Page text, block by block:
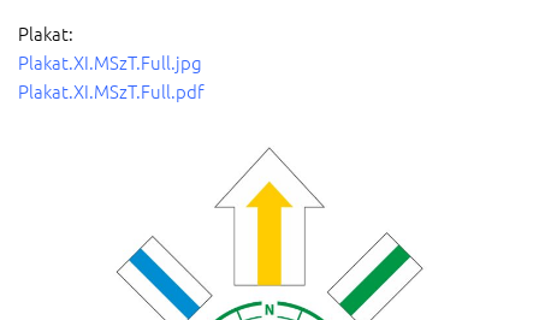
Plakat:
Plakat.XI.MSzT.Full.jpg
Plakat.XI.MSzT.Full.pdf